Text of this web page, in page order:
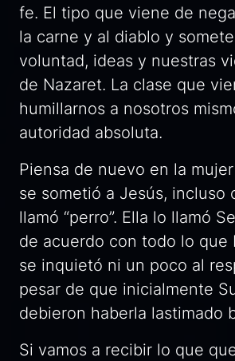
fe. El tipo que viene de
la carne y al diablo y
voluntad, ideas y nuestras
de Nazaret. La clase que
humillarnos a nosotros
autoridad absoluta.
Piensa de nuevo en la
se sometió a Jesús, incluso
llamó “perro”. Ella lo llamó
de acuerdo con todo lo que
se inquietó ni un poco al
pesar de que inicialmente
debieron haberla lastimado
Si vamos a recibir lo que